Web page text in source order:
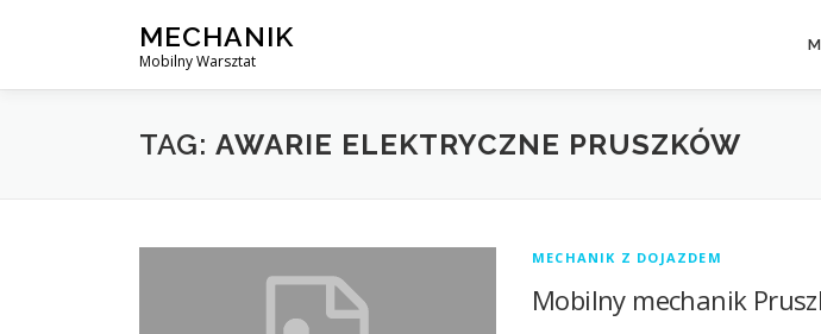
MECHANIK
Mobilny Warsztat
TAG: AWARIE ELEKTRYCZNE PRUSZKÓW
MECHANIK Z DOJAZDEM
Mobilny mechanik